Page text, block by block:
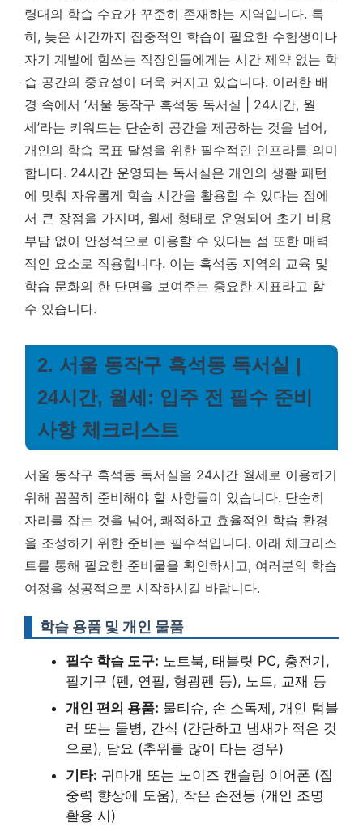
령대의 학습 수요가 꾸준히 존재하는 지역입니다. 특
히, 늦은 시간까지 집중적인 학습이 필요한 수험생이나
자기 계발에 힘쓰는 직장인들에게는 시간 제약 없는 학
습 공간의 중요성이 더욱 커지고 있습니다. 이러한 배
경 속에서 ‘서울 동작구 흑석동 독서실 | 24시간, 월
세’라는 키워드는 단순히 공간을 제공하는 것을 넘어,
개인의 학습 목표 달성을 위한 필수적인 인프라를 의미
합니다. 24시간 운영되는 독서실은 개인의 생활 패턴
에 맞춰 자유롭게 학습 시간을 활용할 수 있다는 점에
서 큰 장점을 가지며, 월세 형태로 운영되어 초기 비용
부담 없이 안정적으로 이용할 수 있다는 점 또한 매력
적인 요소로 작용합니다. 이는 흑석동 지역의 교육 및
학습 문화의 한 단면을 보여주는 중요한 지표라고 할
수 있습니다.
2. 서울 동작구 흑석동 독서실 |
24시간, 월세: 입주 전 필수 준비
사항 체크리스트
서울 동작구 흑석동 독서실을 24시간 월세로 이용하기
위해 꼼꼼히 준비해야 할 사항들이 있습니다. 단순히
자리를 잡는 것을 넘어, 쾌적하고 효율적인 학습 환경
을 조성하기 위한 준비는 필수적입니다. 아래 체크리스
트를 통해 필요한 준비물을 확인하시고, 여러분의 학습
여정을 성공적으로 시작하시길 바랍니다.
학습 용품 및 개인 물품
필수 학습 도구: 노트북, 태블릿 PC, 충전기,
필기구 (펜, 연필, 형광펜 등), 노트, 교재 등
개인 편의 용품: 물티슈, 손 소독제, 개인 텀블
러 또는 물병, 간식 (간단하고 냄새가 적은 것
으로), 담요 (추위를 많이 타는 경우)
기타: 귀마개 또는 노이즈 캔슬링 이어폰 (집
중력 향상에 도움), 작은 손전등 (개인 조명
활용 시)